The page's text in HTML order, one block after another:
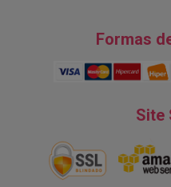
Formas
Site